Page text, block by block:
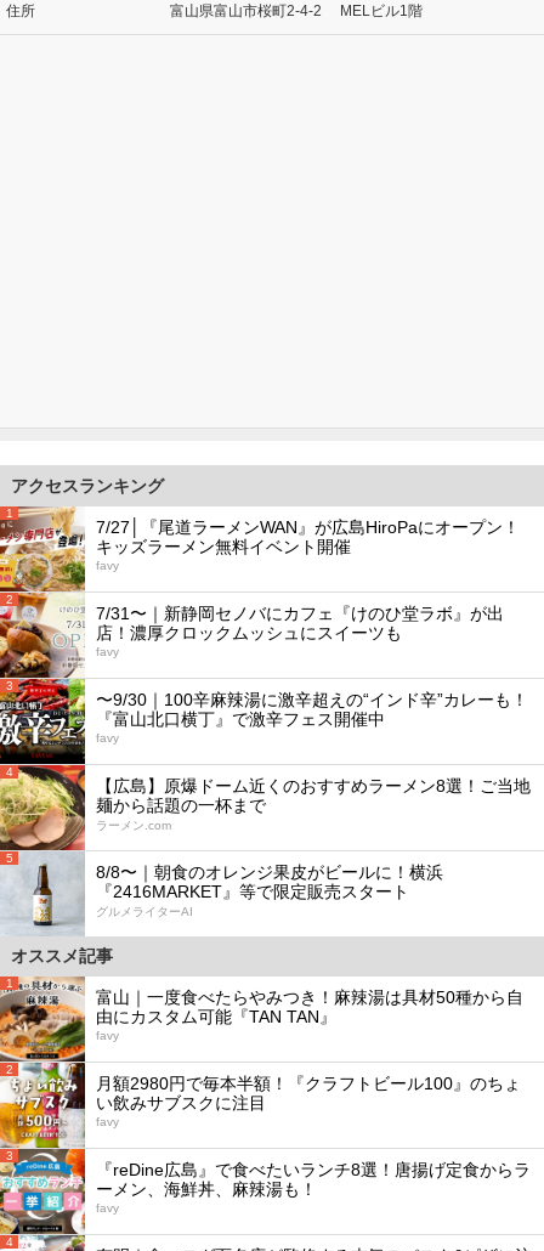
住所 富山県富山市桜町2-4-2 MELビル1階
アクセスランキング
1
7/27│『尾道ラーメンWAN』が広島HiroPaにオープン！
キッズラーメン無料イベント開催
favy
2
7/31〜｜新静岡セノバにカフェ『けのひ堂ラボ』が出
店！濃厚クロックムッシュにスイーツも
favy
3
〜9/30｜100辛麻辣湯に激辛超えの“インド辛”カレーも！
『富山北口横丁』で激辛フェス開催中
favy
4
【広島】原爆ドーム近くのおすすめラーメン8選！ご当地
麺から話題の一杯まで
ラーメン.com
5
8/8〜｜朝食のオレンジ果皮がビールに！横浜
『2416MARKET』等で限定販売スタート
グルメライターAI
オススメ記事
1
富山｜一度食べたらやみつき！麻辣湯は具材50種から自
由にカスタム可能『TAN TAN』
favy
2
月額2980円で毎本半額！『クラフトビール100』のちょ
い飲みサブスクに注目
favy
3
『reDine広島』で食べたいランチ8選！唐揚げ定食からラ
ーメン、海鮮丼、麻辣湯も！
favy
4